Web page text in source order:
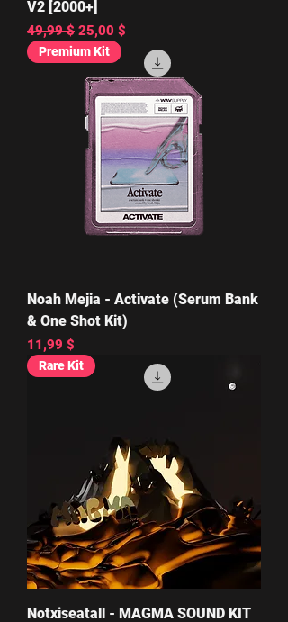
V2 [2000+]
Обычная цена
49,99 $ Цена со скидкой
25,00 $
Premium Kit
Noah Mejia - Activate (Serum Bank
& One Shot Kit)
Цена
11,99 $
Rare Kit
Notxiseatall - MAGMA SOUND KIT